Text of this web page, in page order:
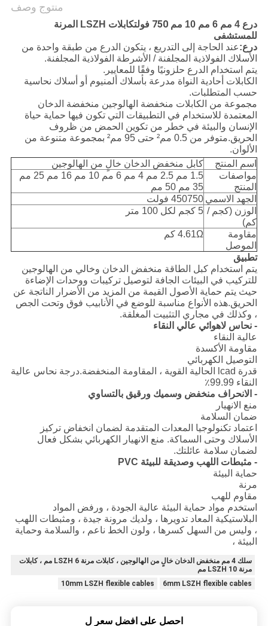
منتوج وصف
درع 4 مم 6 مم 10 مم 750 فولت
كابلات LSZH المرنة
للمستشفى
درع:عند الحاجة إلى التدريع ، يتكون الدرع من طبقة واحدة من
الأسلاك الفولاذية المجلفنة / الأشرطة الفولاذية المجلفنة.
يتم استخدام الدرع حلزونيًا وفقًا للمعايير.
الكابلات أحادية النواة مدرعة بأسلاك ألمنيوم أو أسلاك نحاسية
حسب المتطلبات.
مجموعة من الكابلات منخفضة الهالوجين منخفضة الدخان
المعتمدة للاستخدام في التطبيقات التي تكون فيها حماية حياة
الإنسان والبيئة في خطر من تكوين الحمض من ظروف
الحريق.متوفر من 0.5 مم² حتى 95 مم² بمجموعة متنوعة من
الألوان.
اسم المنتج
كابل منخفض الدخان خالٍ من الهالوجين
مواصفات
المنتج
1.5 مم 2.5 مم 4 مم 6 مم 10 مم 16 مم 25 مم
35 مم 50 مم
الجهد الاسمي 450750 فولت
الوزن (كجم /
كم)
5 كجم لكل 100 متر
مقاومة
الموصل
4.61Ω كم
تطبيق
يتم استخدام كبل الطاقة منخفض الدخان وخالي من الهالوجين
للتركيب في البيئات الجافة لتوصيل تركيبات ووحدات الإضاءة
حيث يتم حماية الأصول القيمة من المزيد من الأضرار الناتجة عن
الحريق.هذه الأنواع مناسبة للوضع في الأنابيب فوق وتحت الجص
، وكذلك في مجاري التثبيت المغلقة.
- نحاس لاهوائي عالي النقاء
عالية النقاء
مقاومة الأكسدة
التوصيل الكهربائي
قدرة lcad الحالية القوية ، المقاومة المنخفضة.درجة نحاس عالية
النقاء 99.99٪
- الانحراف منخفض وسميك ورقيق بالتساوي
منع الانهيار
ضمان السلامة
اعتماد تكنولوجيا المعدات المتقدمة لضمان انخفاض تركيز
الأسلاك وحتى السماكة. منع الانهيار الكهربائي بشكل فعال
لضمان سلامة عائلتك.
- مثبطات اللهب وصديقة للبيئة PVC
حماية البيئة
مرنة
مقاوم للهب
استخدم مواد حماية البيئة عالية الجودة ، ورفض المواد
البلاستيكية المعاد تدويرها ، ولديك مرونة جيدة ، ومثبطات اللهب
، وليس من السهل كسرها ، ولون الخط ناعم ، والسلامة وحماية
البيئة ،
سلك 4 مم منخفض الدخان خالٍ من الهالوجين ، كابلات مرنة LSZH 6 مم ، كابلات
مرنة LSZH 10 مم
6mm LSZH flexible cables
10mm LSZH flexible cables
احصل على افضل سعر ل